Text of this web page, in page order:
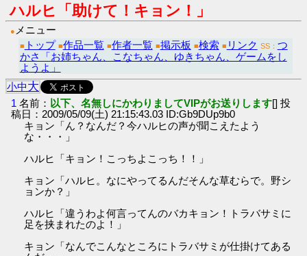
ハルヒ「助けて！キョン！」
● メニュー
■ トップ ■作品一覧 ■作者一覧 ■掲示板 ■検索 ■ リンク SS： つ
かさ「お姉ちゃん、こなちゃん、ゆきちゃん、ゲームをし
ようよ」
小中大
1 名前： 以下、名無しにかわりましてVIPがお送りします[] 投
稿日：2009/05/09(土) 21:15:43.03 ID:Gb9DUp9b0
キョン「ん？なんだ？今ハルヒの声が聞こえたよう
な・・・」
ハルヒ「キョン！こっちよこっち！！」
キョン「ハルヒ。なにやってるんだそんな草むらで。野シ
ョンか？」
ハルヒ「違うわよ何言ってんのバカキョン！トラバサミに
足を挟まれたのよ！」
キョン「なんでこんなところにトラバサミが仕掛けてある